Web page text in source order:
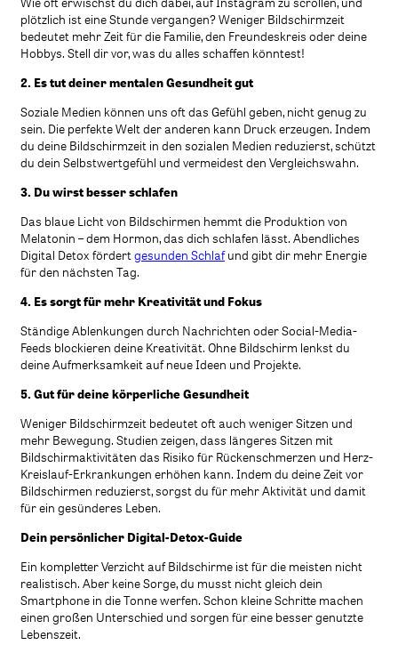
plötzlich ist eine Stunde vergangen? Weniger Bildschirmzeit
bedeutet mehr Zeit für die Familie, den Freundeskreis oder deine
Hobbys. Stell dir vor, was du alles schaffen könntest!
2. Es tut deiner mentalen Gesundheit gut
Soziale Medien können uns oft das Gefühl geben, nicht genug zu
sein. Die perfekte Welt der anderen kann Druck erzeugen. Indem
du deine Bildschirmzeit in den sozialen Medien reduzierst, schützt
du dein Selbstwertgefühl und vermeidest den Vergleichswahn.
3. Du wirst besser schlafen
Das blaue Licht von Bildschirmen hemmt die Produktion von
Melatonin – dem Hormon, das dich schlafen lässt. Abendliches
Digital Detox fördert gesunden Schlafund gibt dir mehr Energie
für den nächsten Tag.
4. Es sorgt für mehr Kreativität und Fokus
Ständige Ablenkungen durch Nachrichten oder Social-Media-
Feeds blockieren deine Kreativität. Ohne Bildschirm lenkst du
deine Aufmerksamkeit auf neue Ideen und Projekte.
5. Gut für deine körperliche Gesundheit
Weniger Bildschirmzeit bedeutet oft auch weniger Sitzen und
mehr Bewegung. Studien zeigen, dass längeres Sitzen mit
Bildschirmaktivitäten das Risiko für Rückenschmerzen und Herz-
Kreislauf-Erkrankungen erhöhen kann. Indem du deine Zeit vor
Bildschirmen reduzierst, sorgst du für mehr Aktivität und damit
für ein gesünderes Leben.
Dein persönlicher Digital-Detox-Guide
Ein kompletter Verzicht auf Bildschirme ist für die meisten nicht
realistisch. Aber keine Sorge, du musst nicht gleich dein
Smartphone in die Tonne werfen. Schon kleine Schritte machen
einen großen Unterschied und sorgen für eine besser genutzte
Lebenszeit.